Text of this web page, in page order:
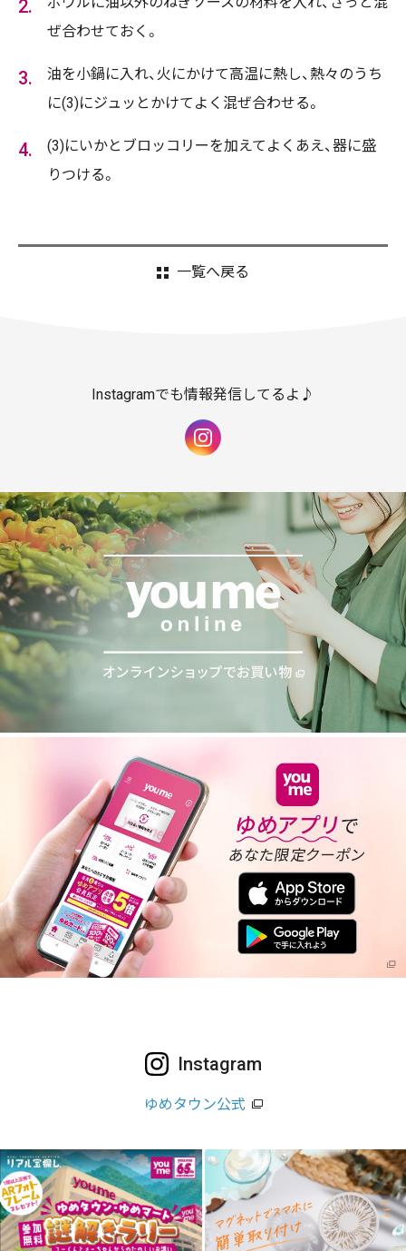
ぜ合わせておく。
油を小鍋に入れ、火にかけて高温に熱し、熱々のうち
に(3)にジュッとかけてよく混ぜ合わせる。
(3)にいかとブロッコリーを加えてよくあえ、器に盛
りつける。
一覧へ戻る
Instagramでも情報発信してるよ♪
Instagram
ゆめタウン公式